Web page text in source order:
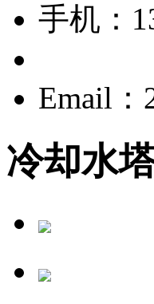
手机：
Email：
冷却水